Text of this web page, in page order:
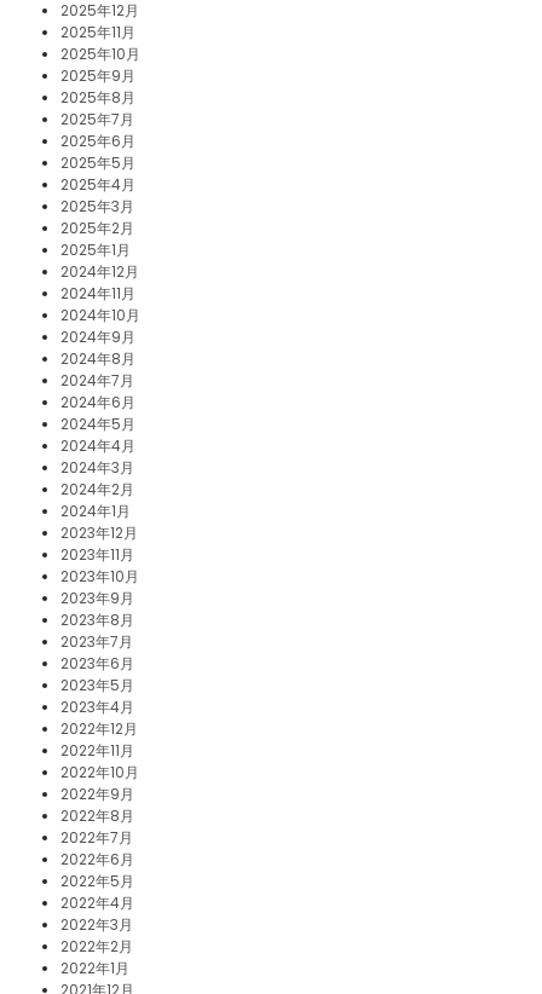
2025年12月
2025年11月
2025年10月
2025年9月
2025年8月
2025年7月
2025年6月
2025年5月
2025年4月
2025年3月
2025年2月
2025年1月
2024年12月
2024年11月
2024年10月
2024年9月
2024年8月
2024年7月
2024年6月
2024年5月
2024年4月
2024年3月
2024年2月
2024年1月
2023年12月
2023年11月
2023年10月
2023年9月
2023年8月
2023年7月
2023年6月
2023年5月
2023年4月
2022年12月
2022年11月
2022年10月
2022年9月
2022年8月
2022年7月
2022年6月
2022年5月
2022年4月
2022年3月
2022年2月
2022年1月